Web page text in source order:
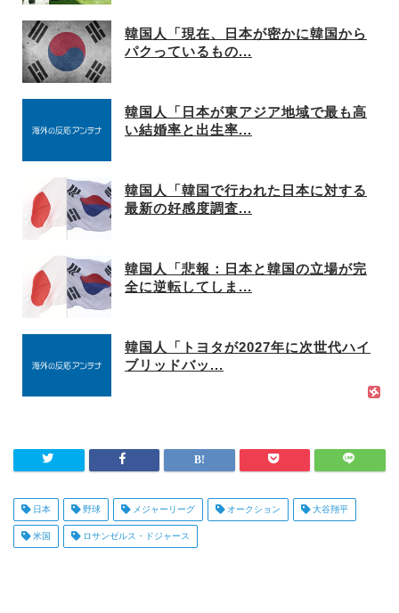
韓国人「現在、日本が密かに韓国から
パクっているもの...
韓国人「日本が東アジア地域で最も高
い結婚率と出生率...
韓国人「韓国で行われた日本に対する
最新の好感度調査...
韓国人「悲報：日本と韓国の立場が完
全に逆転してしま...
韓国人「トヨタが2027年に次世代ハイ
ブリッドバッ...
日本 野球 メジャーリーグ オークション 大谷翔平
米国 ロサンゼルス・ドジャース